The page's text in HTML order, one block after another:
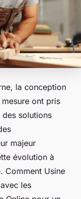
la conception
ont pris
solutions
majeur
évolution à
Comment Usine
les